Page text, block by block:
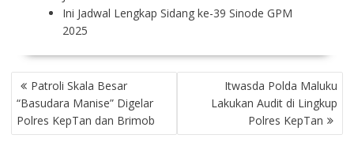
Ini Jadwal Lengkap Sidang ke-39 Sinode GPM
2025
P
O
S
T
Patroli Skala Besar
“Basudara Manise” Digelar
Polres KepTan dan Brimob
Itwasda Polda Maluku
Lakukan Audit di Lingkup
Polres KepTan